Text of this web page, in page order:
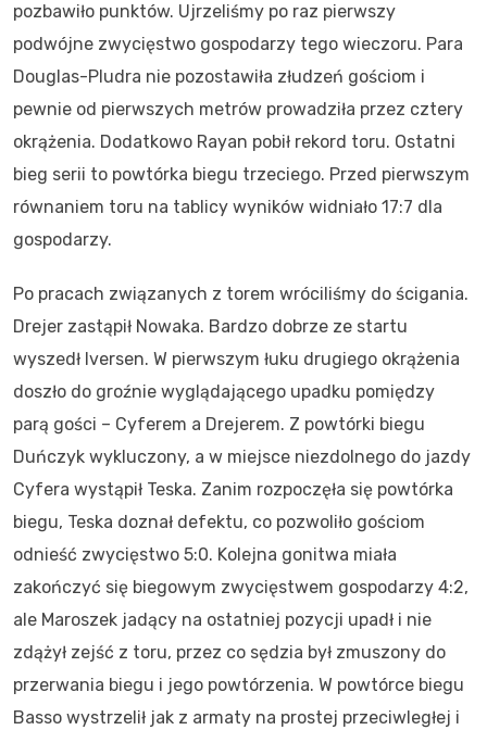
pozbawiło punktów. Ujrzeliśmy po raz pierwszy
podwójne zwycięstwo gospodarzy tego wieczoru. Para
Douglas-Pludra nie pozostawiła złudzeń gościom i
pewnie od pierwszych metrów prowadziła przez cztery
okrążenia. Dodatkowo Rayan pobił rekord toru. Ostatni
bieg serii to powtórka biegu trzeciego. Przed pierwszym
równaniem toru na tablicy wyników widniało 17:7 dla
gospodarzy.
Po pracach związanych z torem wróciliśmy do ścigania.
Drejer zastąpił Nowaka. Bardzo dobrze ze startu
wyszedł Iversen. W pierwszym łuku drugiego okrążenia
doszło do groźnie wyglądającego upadku pomiędzy
parą gości – Cyferem a Drejerem. Z powtórki biegu
Duńczyk wykluczony, a w miejsce niezdolnego do jazdy
Cyfera wystąpił Teska. Zanim rozpoczęła się powtórka
biegu, Teska doznał defektu, co pozwoliło gościom
odnieść zwycięstwo 5:0. Kolejna gonitwa miała
zakończyć się biegowym zwycięstwem gospodarzy 4:2,
ale Maroszek jadący na ostatniej pozycji upadł i nie
zdążył zejść z toru, przez co sędzia był zmuszony do
przerwania biegu i jego powtórzenia. W powtórce biegu
Basso wystrzelił jak z armaty na prostej przeciwległej i